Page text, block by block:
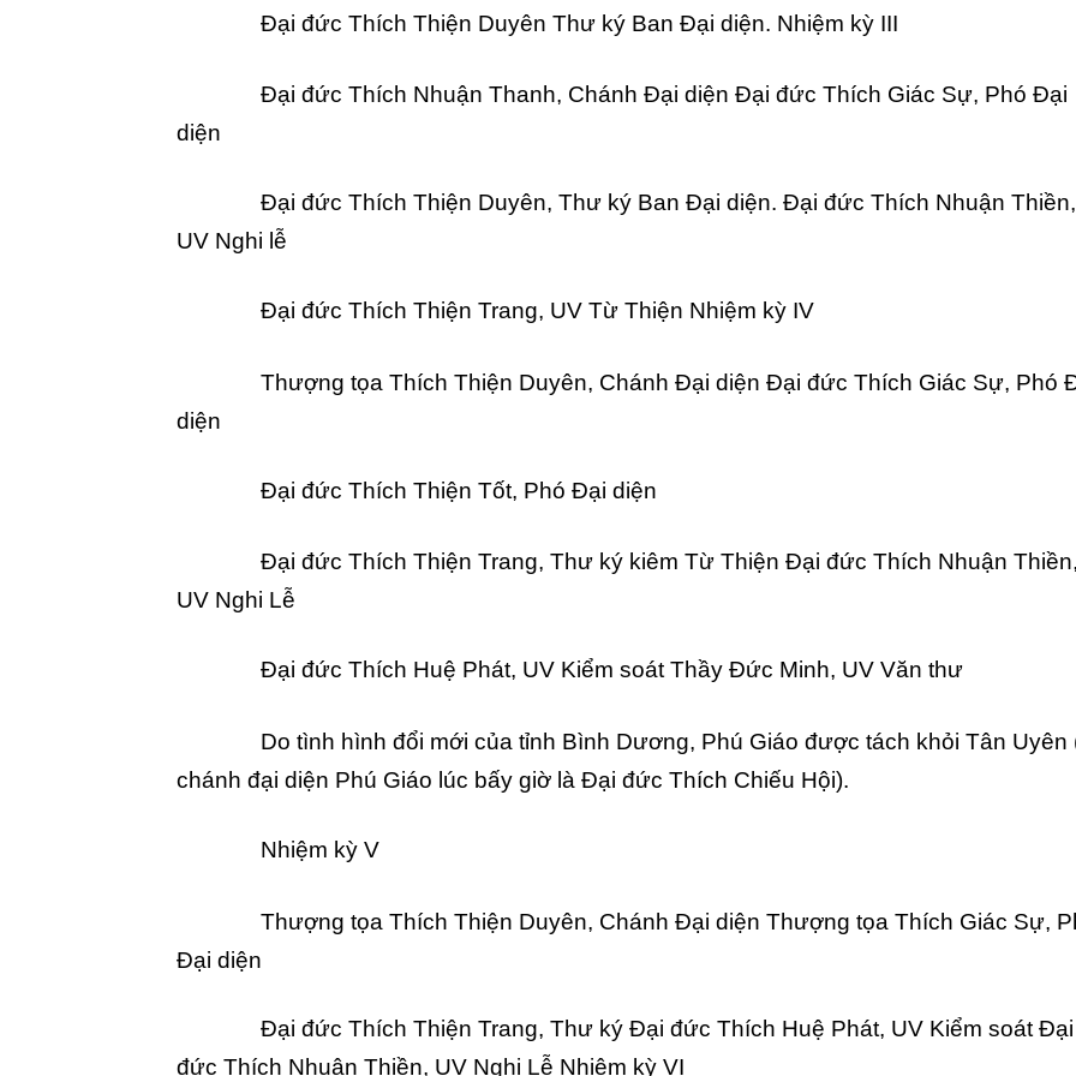
Đại đức Thích Thiện Duyên Thư ký Ban Đại diện. Nhiệm kỳ III
Đại đức Thích Nhuận Thanh, Chánh Đại diện Đại đức Thích Giác Sự, Phó Đại
diện
Đại đức Thích Thiện Duyên, Thư ký Ban Đại diện. Đại đức Thích Nhuận Thiền,
UV Nghi lễ
Đại đức Thích Thiện Trang, UV Từ Thiện Nhiệm kỳ IV
Thượng tọa Thích Thiện Duyên, Chánh Đại diện Đại đức Thích Giác Sự, Phó
diện
Đại đức Thích Thiện Tốt, Phó Đại diện
Đại đức Thích Thiện Trang, Thư ký kiêm Từ Thiện Đại đức Thích Nhuận
UV Nghi Lễ
Đại đức Thích Huệ Phát, UV Kiểm soát Thầy Đức Minh, UV Văn thư
Do tình hình đổi mới của tỉnh Bình Dương, Phú Giáo được tách khỏi Tân Uyên
chánh đại diện Phú Giáo lúc bấy giờ là Đại đức Thích Chiếu Hội).
Nhiệm kỳ V
Thượng tọa Thích Thiện Duyên, Chánh Đại diện Thượng tọa Thích Giác Sự,
Đại diện
Đại đức Thích Thiện Trang, Thư ký Đại đức Thích Huệ Phát, UV Kiểm soát Đại
đức Thích Nhuận Thiền, UV Nghi Lễ Nhiệm kỳ VI